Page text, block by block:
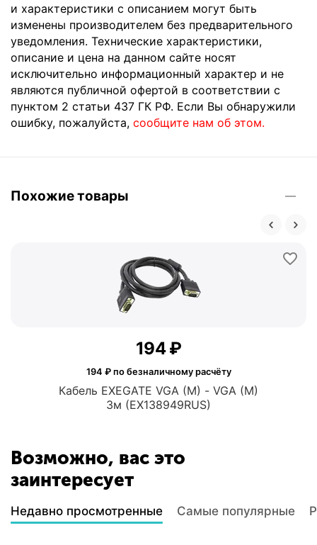
и характеристики с описанием могут быть
изменены производителем без предварительного
уведомления. Технические характеристики,
описание и цена на данном сайте носят
исключительно информационный характер и не
являются публичной офертой в соответствии с
пунктом 2 статьи 437 ГК РФ. Если Вы обнаружили
ошибку, пожалуйста, сообщите нам об этом.
Похожие товары
Кабель EXEGATE VGA (M) - VGA (M)
3м (EX138949RUS)
‍194‍₽
194 ₽ по безналичному расчёту
Возможно, вас это
заинтересует
Недавно просмотренные Самые популярные